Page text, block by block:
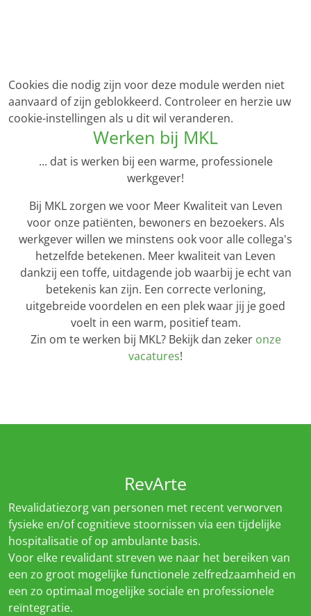
Cookies die nodig zijn voor deze module werden niet
aanvaard of zijn geblokkeerd. Controleer en herzie uw
cookie-instellingen als u dit wil veranderen.
Werken bij MKL
... dat is werken bij een warme, professionele
werkgever!
Bij MKL zorgen we voor Meer Kwaliteit van Leven
voor onze patiënten, bewoners en bezoekers. Als
werkgever willen we minstens ook voor alle collega's
hetzelfde betekenen. Meer kwaliteit van Leven
dankzij een toffe, uitdagende job waarbij je echt van
betekenis kan zijn. Een correcte verloning,
uitgebreide voordelen en een plek waar jij je goed
voelt in een warm, positief team.
Zin om te werken bij MKL? Bekijk dan zeker onze
vacatures!
RevArte
Revalidatiezorg van personen met recent verworven
fysieke en/of cognitieve stoornissen via een tijdelijke
hospitalisatie of op ambulante basis.
Voor elke revalidant streven we naar het bereiken van
een zo groot mogelijke functionele zelfredzaamheid en
een zo optimaal mogelijke sociale en professionele
reïntegratie.